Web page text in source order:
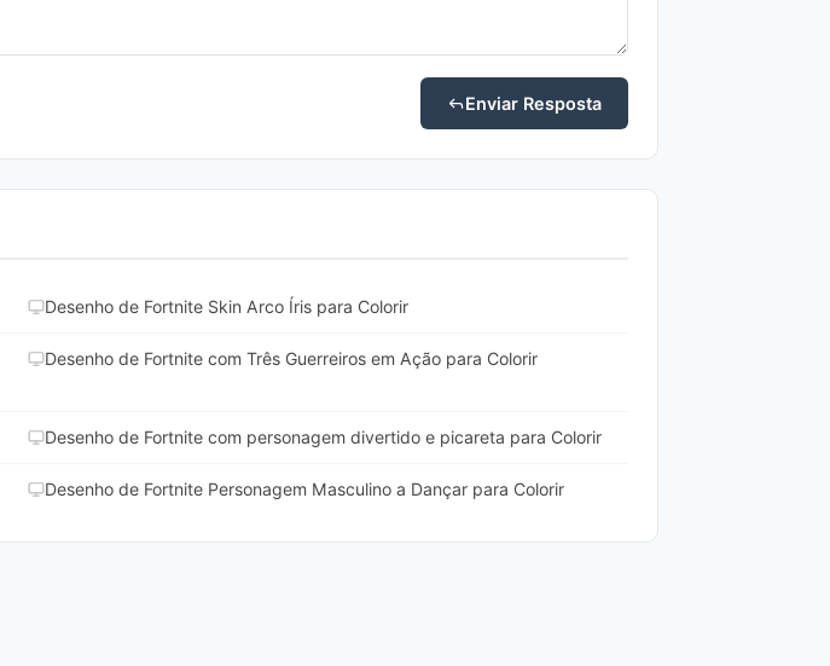
Enviar Resposta
Desenho de Fortnite Skin Arco Íris para Colorir
Desenho de Fortnite com Três Guerreiros em Ação para Colorir
Desenho de Fortnite com personagem divertido e picareta para Colorir
Desenho de Fortnite Personagem Masculino a Dançar para Colorir